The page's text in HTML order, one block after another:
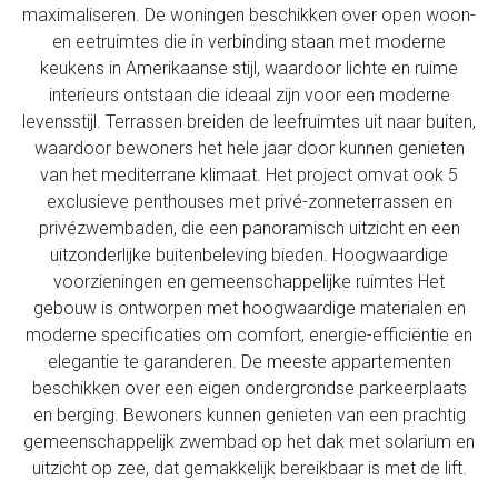
maximaliseren. De woningen beschikken over open woon-
en eetruimtes die in verbinding staan met moderne
keukens in Amerikaanse stijl, waardoor lichte en ruime
interieurs ontstaan die ideaal zijn voor een moderne
levensstijl. Terrassen breiden de leefruimtes uit naar buiten,
waardoor bewoners het hele jaar door kunnen genieten
van het mediterrane klimaat. Het project omvat ook 5
exclusieve penthouses met privé-zonneterrassen en
privézwembaden, die een panoramisch uitzicht en een
uitzonderlijke buitenbeleving bieden. Hoogwaardige
voorzieningen en gemeenschappelijke ruimtes Het
gebouw is ontworpen met hoogwaardige materialen en
moderne specificaties om comfort, energie-efficiëntie en
elegantie te garanderen. De meeste appartementen
beschikken over een eigen ondergrondse parkeerplaats
en berging. Bewoners kunnen genieten van een prachtig
gemeenschappelijk zwembad op het dak met solarium en
uitzicht op zee, dat gemakkelijk bereikbaar is met de lift.